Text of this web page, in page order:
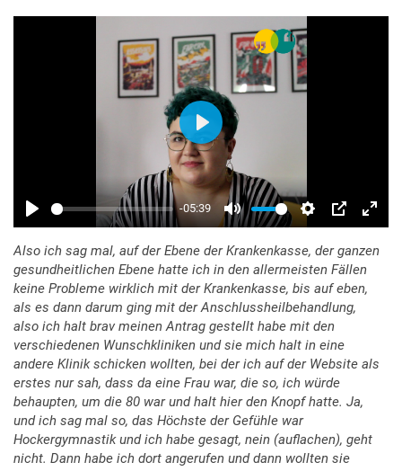
Also ich sag mal, auf der Ebene der Krankenkasse, der ganzen
gesundheitlichen Ebene hatte ich in den allermeisten Fällen
keine Probleme wirklich mit der Krankenkasse, bis auf eben,
als es dann darum ging mit der Anschlussheilbehandlung,
also ich halt brav meinen Antrag gestellt habe mit den
verschiedenen Wunschkliniken und sie mich halt in eine
andere Klinik schicken wollten, bei der ich auf der Website als
erstes nur sah, dass da eine Frau war, die so, ich würde
behaupten, um die 80 war und halt hier den Knopf hatte. Ja,
und ich sag mal so, das Höchste der Gefühle war
Hockergymnastik und ich habe gesagt, nein (auflachen), geht
nicht. Dann habe ich dort angerufen und dann wollten sie